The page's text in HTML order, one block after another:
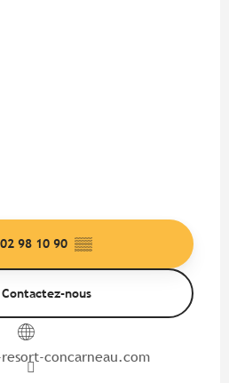
02 98 10 90 ▒▒
Contactez-nous
concarneau.com